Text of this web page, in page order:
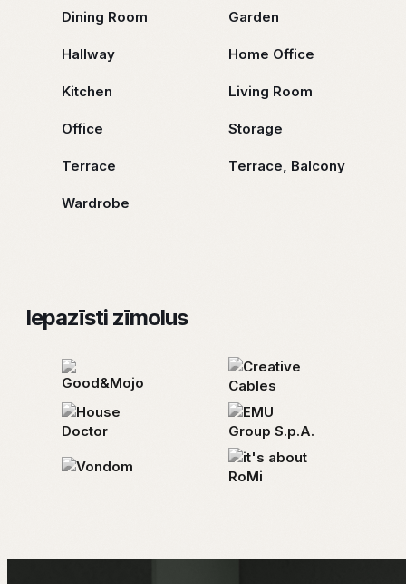
Dining Room Garden
Hallway Home Office
Kitchen Living Room
Office Storage
Terrace Terrace, Balcony
Wardrobe
Iepazīsti zīmolus